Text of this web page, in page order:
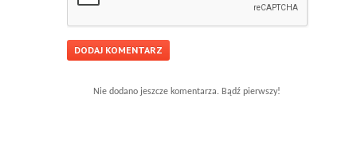
Nie dodano jeszcze komentarza. Bądź pierwszy!